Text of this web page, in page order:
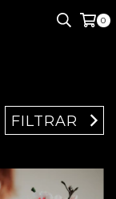
0
FILTRAR